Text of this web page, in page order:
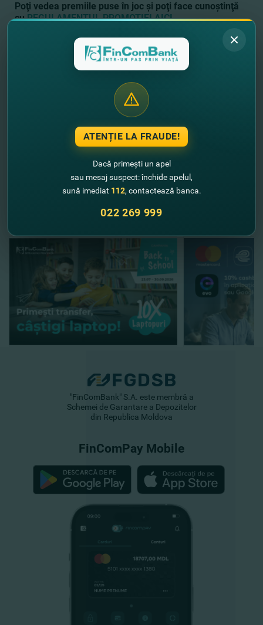
Poţi vedea premiile puse în joc şi poţi face cunoştinţă
cu REGULAMENTUL PROMOŢIEI AICI.
Încă nu ai un card Mastercard de la FinComBank? Îl poţi
deschide în sucursalele Băncii sau online pe site-ul
fincombank.com, în Internet Bankingfincompay.com
necesar de tranzacţii şi participă la extragerea premiilor
Bucură-te de promoţii exclusive alături de Mastercard
Alte noutăţi
"FinComBank" S.A. este membră a
Schemei de Garantare a Depozitelor
din Republica Moldova
FinComPay Mobile
ATENȚIE LA FRAUDE!
Dacă primești un apel
sau mesaj suspect: închide apelul,
sună imediat 112, contactează banca.
022 269 999